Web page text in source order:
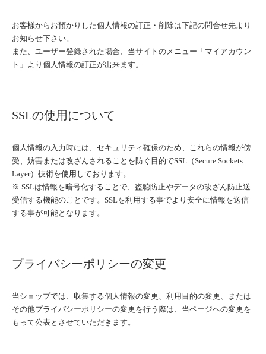
お客様からお預かりした個人情報の訂正・削除は下記の問合せ先より
お知らせ下さい。
また、ユーザー登録された場合、当サイトのメニュー「マイアカウン
ト」より個人情報の訂正が出来ます。
SSLの使用について
個人情報の入力時には、セキュリティ確保のため、これらの情報が傍
受、妨害または改ざんされることを防ぐ目的でSSL（Secure Sockets
Layer）技術を使用しております。
※ SSLは情報を暗号化することで、盗聴防止やデータの改ざん防止送
受信する機能のことです。SSLを利用する事でより安全に情報を送信
する事が可能となります。
プライバシーポリシーの変更
当ショップでは、収集する個人情報の変更、利用目的の変更、または
その他プライバシーポリシーの変更を行う際は、当ページへの変更を
もって公表とさせていただきます。